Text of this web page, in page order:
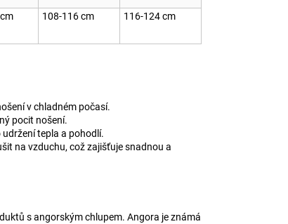
108-116 cm 116-124 cm
v chladném počasí.
pocit nošení.
tepla a pohodlí.
na vzduchu, což zajišťuje snadnou a
s angorským chlupem. Angora je známá